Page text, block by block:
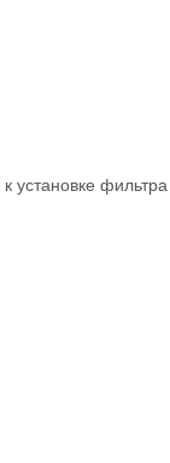
установке